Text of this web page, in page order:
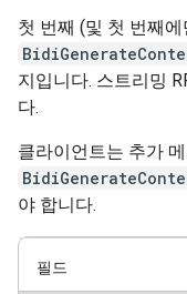
첫 번째 (및 첫 번째에
지입니다. 스트리밍
다.
클라이언트는 추가
야 합니다.
필드